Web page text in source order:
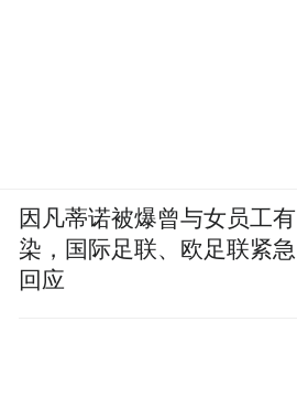
因凡蒂诺被爆曾与女员工有
染，国际足联、欧足联紧急
回应